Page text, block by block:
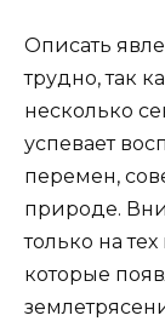
Описать
трудно, так
несколько
успевает
перемен,
природе.
только на
которые